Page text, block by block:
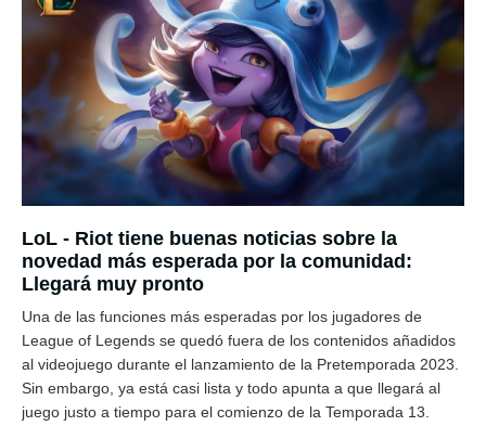
LoL - Riot tiene buenas noticias sobre la
novedad más esperada por la comunidad:
Llegará muy pronto
Una de las funciones más esperadas por los jugadores de
League of Legends se quedó fuera de los contenidos añadidos
al videojuego durante el lanzamiento de la Pretemporada 2023.
Sin embargo, ya está casi lista y todo apunta a que llegará al
juego justo a tiempo para el comienzo de la Temporada 13.